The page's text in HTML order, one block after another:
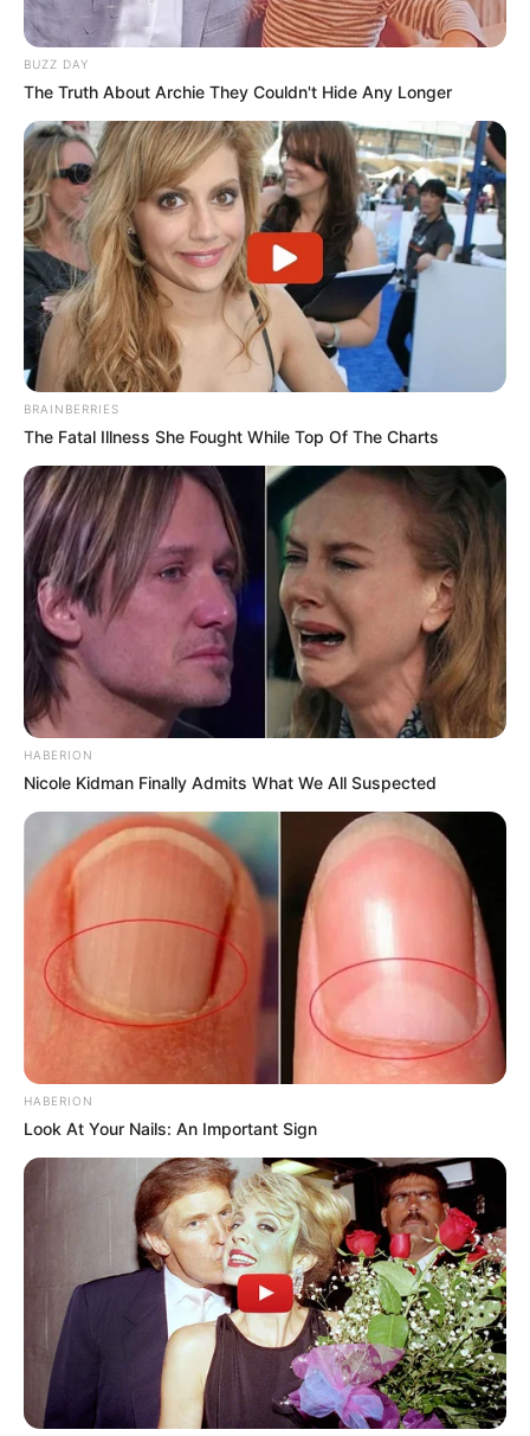
BUZZ DAY
The Truth About Archie They Couldn't Hide Any Longer
BRAINBERRIES
The Fatal Illness She Fought While Top Of The Charts
HABERION
Nicole Kidman Finally Admits What We All Suspected
HABERION
Look At Your Nails: An Important Sign